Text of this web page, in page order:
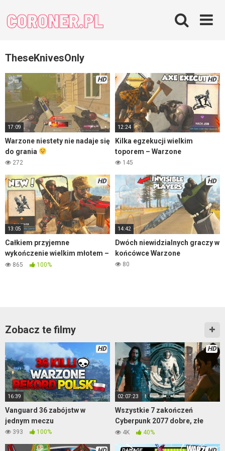
content
TheseKnivesOnly
HD
17:09
Warzone niestety nie nadaje się
do grania
272
HD
12:24
Kilka egzekucji wielkim
toporem – Warzone
145
HD
13:05
Całkiem przyjemne
wykończenie wielkim młotem –
Warzone
865 100%
HD
14:42
Dwóch niewidzialnych graczy w
końcówce Warzone
80
Zobacz te filmy
HD
16:39
Vanguard 36 zabójstw w
jednym meczu
393 100%
HD
02:07:23
Wszystkie 7 zakończeń
Cyberpunk 2077 dobre, złe
oraz tajne
4K 40%